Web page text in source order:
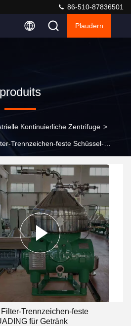
86-510-87836501
Plaudern
produits
Kontinuierliche Zentrifuge >
Trennzeichen-feste Schüssel-
Trennzeichen-feste
für Getränk